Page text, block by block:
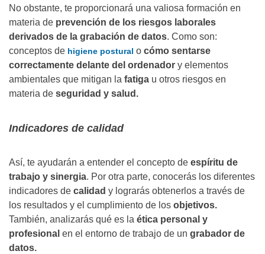
No obstante, te proporcionará una valiosa formación en
materia de prevención de los riesgos laborales
derivados de la grabación de datos. Como son:
conceptos de higiene postural o cómo sentarse
correctamente delante del ordenador y elementos
ambientales que mitigan la fatiga u otros riesgos en
materia de seguridad y salud.
Indicadores de calidad
Así, te ayudarán a entender el concepto de espíritu de
trabajo y sinergia. Por otra parte, conocerás los diferentes
indicadores de calidad y lograrás obtenerlos a través de
los resultados y el cumplimiento de los objetivos.
También, analizarás qué es la ética personal y
profesional en el entorno de trabajo de un grabador de
datos.